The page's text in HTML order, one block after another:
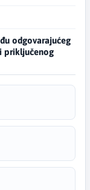
odgovarajućeg
priključenog